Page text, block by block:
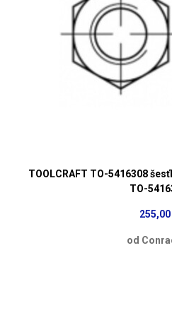
TOOLCRAFT TO-5416308
TO-
255,00
od